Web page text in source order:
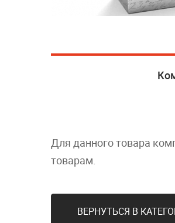
Для данного товара
товарам.
ВЕРНУТЬСЯ В